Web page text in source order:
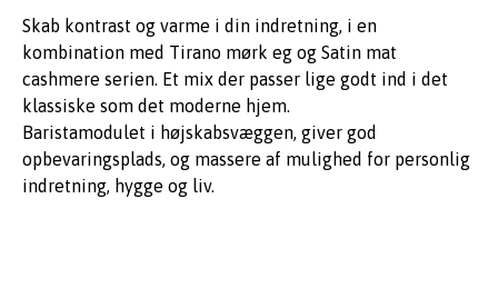
Skab kontrast og varme i din indretning, i en
kombination med Tirano mørk eg og Satin mat
cashmere serien. Et mix der passer lige godt ind i det
klassiske som det moderne hjem.
Baristamodulet i højskabsvæggen, giver god
opbevaringsplads, og massere af mulighed for personlig
indretning, hygge og liv.